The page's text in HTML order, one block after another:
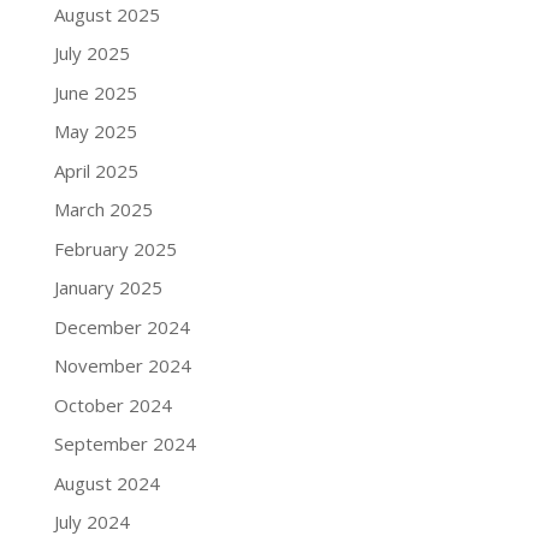
August 2025
July 2025
June 2025
May 2025
April 2025
March 2025
February 2025
January 2025
December 2024
November 2024
October 2024
September 2024
August 2024
July 2024